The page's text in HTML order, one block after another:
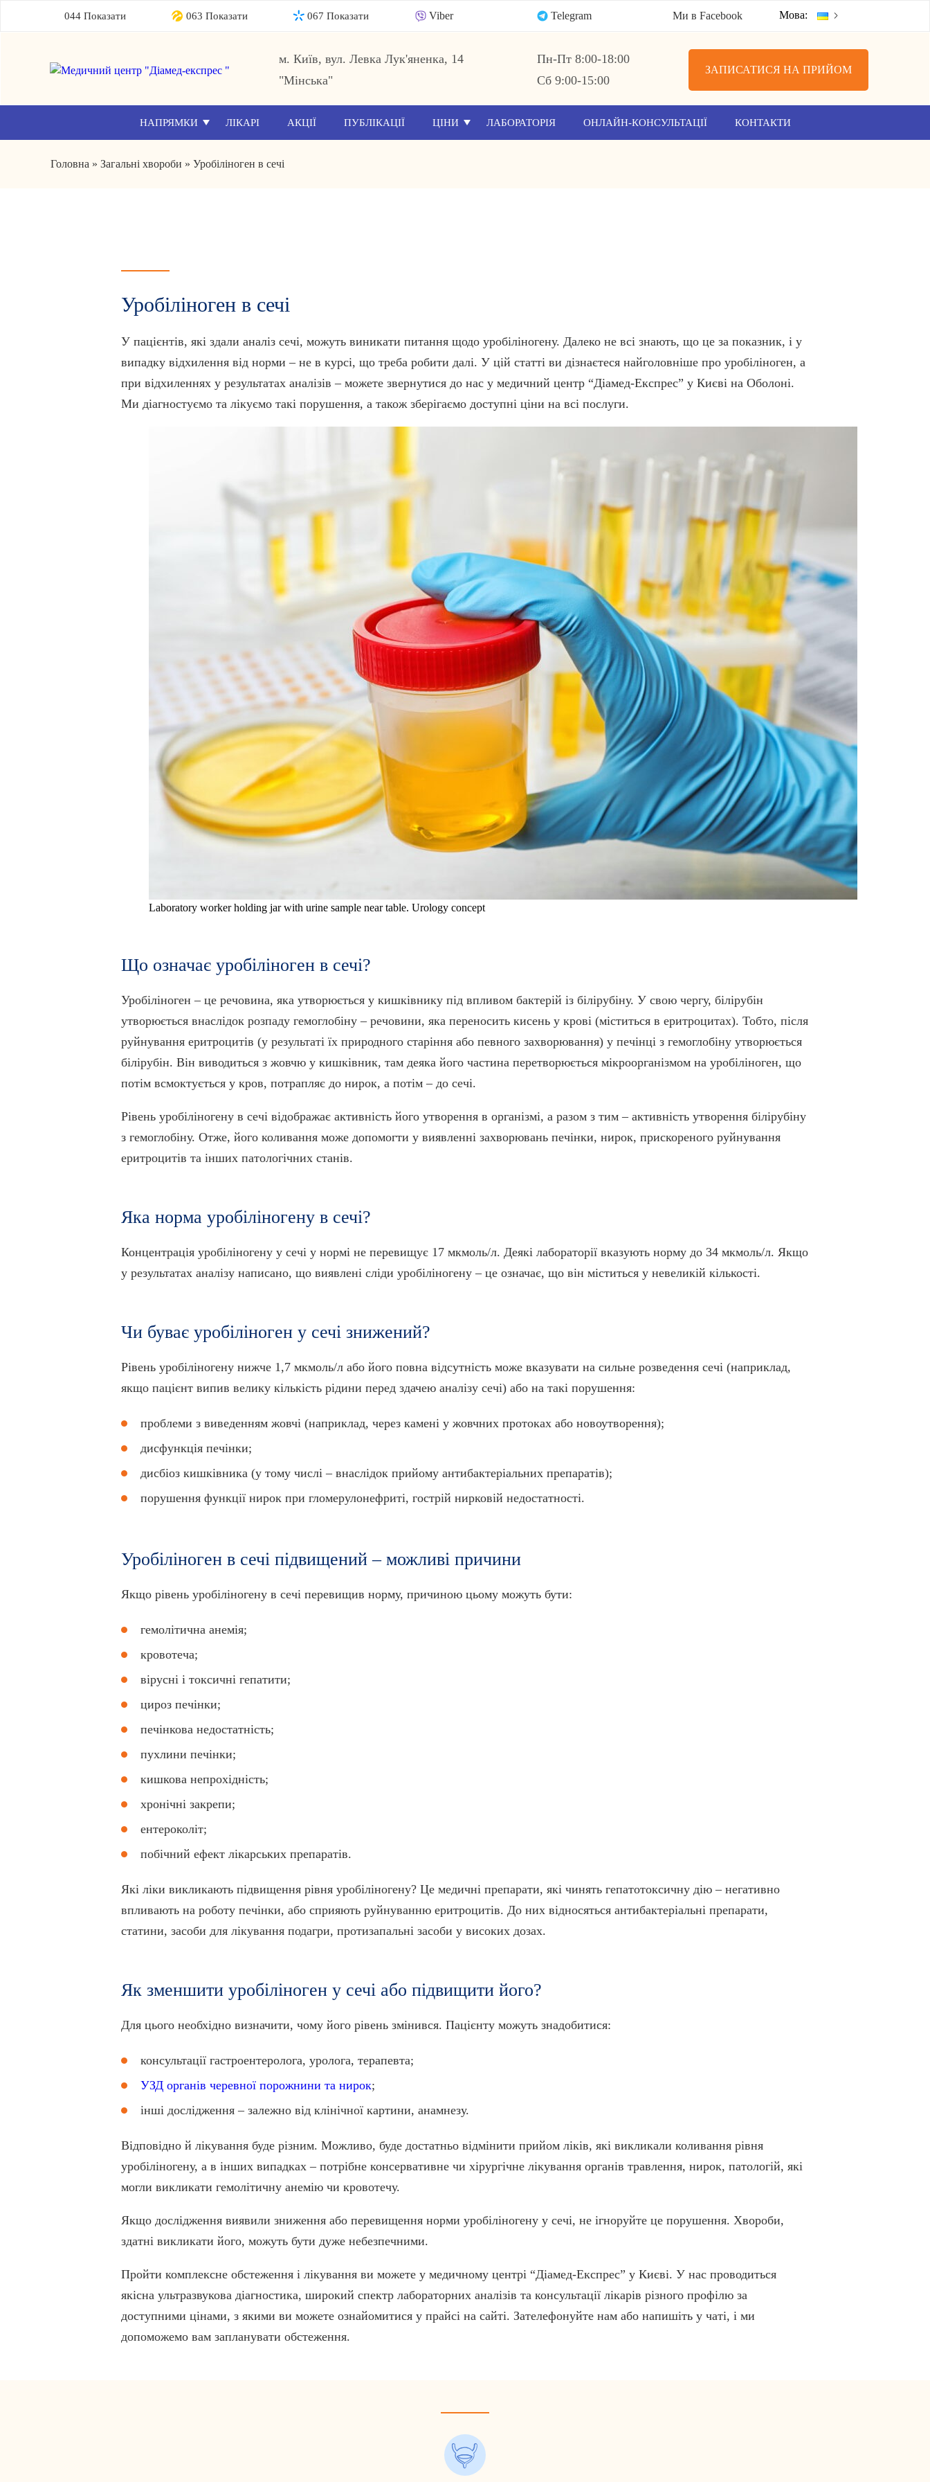
044 Показати 063 Показати 067 Показати Viber Telegram Ми в Facebook Мова:
м. Київ, вул. Левка Лук'яненка, 14
Пн-Пт 8:00-18:00
"Мінська"
Сб 9:00-15:00
ЗАПИСАТИСЯ НА ПРИЙОМ
НАПРЯМКИ ЛІКАРІ АКЦІЇ ПУБЛІКАЦІЇ ЦІНИ ЛАБОРАТОРІЯ ОНЛАЙН-КОНСУЛЬТАЦІЇ КОНТАКТИ
Головна » Загальні хвороби » Уробіліноген в сечі
Уробіліноген в сечі
У пацієнтів, які здали аналіз сечі, можуть виникати питання щодо уробіліногену. Далеко не всі знають, що це за показник, і у
випадку відхилення від норми – не в курсі, що треба робити далі. У цій статті ви дізнаєтеся найголовніше про уробіліноген, а
при відхиленнях у результатах аналізів – можете звернутися до нас у медичний центр “Діамед-Експрес” у Києві на Оболоні.
Ми діагностуємо та лікуємо такі порушення, а також зберігаємо доступні ціни на всі послуги.
Laboratory worker holding jar with urine sample near table. Urology concept
Що означає уробіліноген в сечі?
Уробіліноген – це речовина, яка утворюється у кишківнику під впливом бактерій із білірубіну. У свою чергу, білірубін
утворюється внаслідок розпаду гемоглобіну – речовини, яка переносить кисень у крові (міститься в еритроцитах). Тобто, після
руйнування еритроцитів (у результаті їх природного старіння або певного захворювання) у печінці з гемоглобіну утворюється
білірубін. Він виводиться з жовчю у кишківник, там деяка його частина перетворюється мікроорганізмом на уробіліноген, що
потім всмоктується у кров, потрапляє до нирок, а потім – до сечі.
Рівень уробіліногену в сечі відображає активність його утворення в організмі, а разом з тим – активність утворення білірубіну
з гемоглобіну. Отже, його коливання може допомогти у виявленні захворювань печінки, нирок, прискореного руйнування
еритроцитів та інших патологічних станів.
Яка норма уробіліногену в сечі?
Концентрація уробіліногену у сечі у нормі не перевищує 17 мкмоль/л. Деякі лабораторії вказують норму до 34 мкмоль/л. Якщо
у результатах аналізу написано, що виявлені сліди уробіліногену – це означає, що він міститься у невеликій кількості.
Чи буває уробіліноген у сечі знижений?
Рівень уробіліногену нижче 1,7 мкмоль/л або його повна відсутність може вказувати на сильне розведення сечі (наприклад,
якщо пацієнт випив велику кількість рідини перед здачею аналізу сечі) або на такі порушення:
проблеми з виведенням жовчі (наприклад, через камені у жовчних протоках або новоутворення);
дисфункція печінки;
дисбіоз кишківника (у тому числі – внаслідок прийому антибактеріальних препаратів);
порушення функції нирок при гломерулонефриті, гострій нирковій недостатності.
Уробіліноген в сечі підвищений – можливі причини
Якщо рівень уробіліногену в сечі перевищив норму, причиною цьому можуть бути:
гемолітична анемія;
кровотеча;
вірусні і токсичні гепатити;
цироз печінки;
печінкова недостатність;
пухлини печінки;
кишкова непрохідність;
хронічні закрепи;
ентероколіт;
побічний ефект лікарських препаратів.
Які ліки викликають підвищення рівня уробіліногену? Це медичні препарати, які чинять гепатотоксичну дію – негативно
впливають на роботу печінки, або сприяють руйнуванню еритроцитів. До них відносяться антибактеріальні препарати,
статини, засоби для лікування подагри, протизапальні засоби у високих дозах.
Як зменшити уробіліноген у сечі або підвищити його?
Для цього необхідно визначити, чому його рівень змінився. Пацієнту можуть знадобитися:
консультації гастроентеролога, уролога, терапевта;
УЗД органів черевної порожнини та нирок;
інші дослідження – залежно від клінічної картини, анамнезу.
Відповідно й лікування буде різним. Можливо, буде достатньо відмінити прийом ліків, які викликали коливання рівня
уробіліногену, а в інших випадках – потрібне консервативне чи хірургічне лікування органів травлення, нирок, патологій, які
могли викликати гемолітичну анемію чи кровотечу.
Якщо дослідження виявили зниження або перевищення норми уробіліногену у сечі, не ігноруйте це порушення. Хвороби,
здатні викликати його, можуть бути дуже небезпечними.
Пройти комплексне обстеження і лікування ви можете у медичному центрі “Діамед-Експрес” у Києві. У нас проводиться
якісна ультразвукова діагностика, широкий спектр лабораторних аналізів та консультації лікарів різного профілю за
доступними цінами, з якими ви можете ознайомитися у прайсі на сайті. Зателефонуйте нам або напишіть у чаті, і ми
допоможемо вам запланувати обстеження.